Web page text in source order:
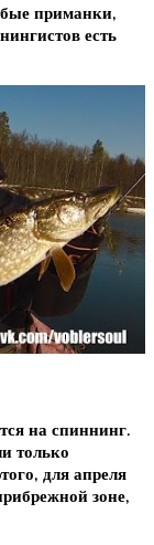
приманки,
есть
на спиннинг.
только
для апреля
зоне,